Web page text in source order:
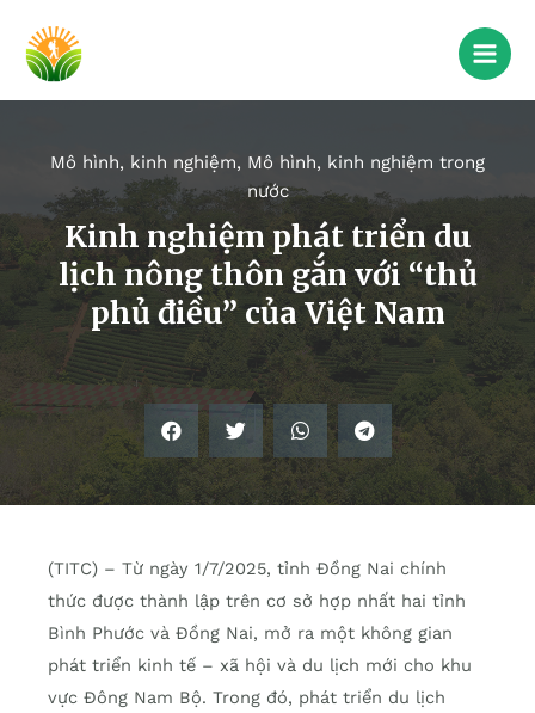
Mô hình, kinh nghiệm, Mô hình, kinh nghiệm trong
nước
Kinh nghiệm phát triển du
lịch nông thôn gắn với “thủ
phủ điều” của Việt Nam
(TITC) – Từ ngày 1/7/2025, tỉnh Đồng Nai chính
thức được thành lập trên cơ sở hợp nhất hai tỉnh
Bình Phước và Đồng Nai, mở ra một không gian
phát triển kinh tế – xã hội và du lịch mới cho khu
vực Đông Nam Bộ. Trong đó, phát triển du lịch